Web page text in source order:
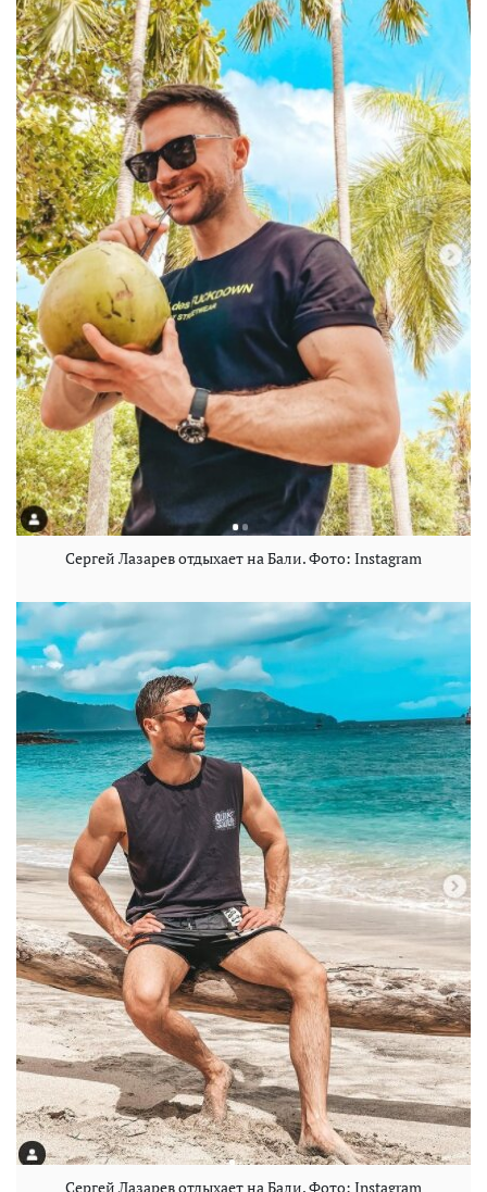
Сергей Лазарев отдыхает на Бали. Фото: Instagram
Сергей Лазарев отдыхает на Бали. Фото: Instagram